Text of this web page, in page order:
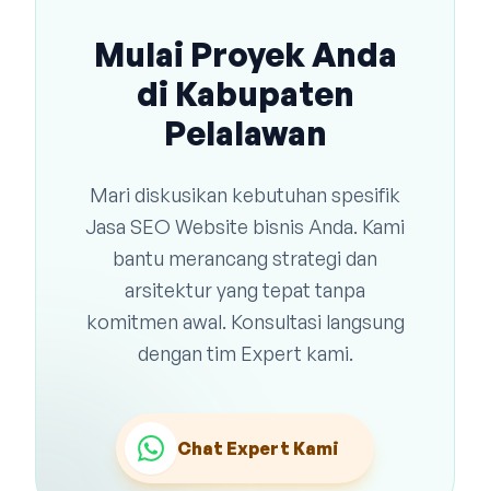
Mulai Proyek Anda
di Kabupaten
Pelalawan
Mari diskusikan kebutuhan spesifik
Jasa SEO Website bisnis Anda. Kami
bantu merancang strategi dan
arsitektur yang tepat tanpa
komitmen awal. Konsultasi langsung
dengan tim Expert kami.
Chat Expert Kami